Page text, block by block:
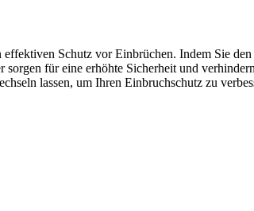
Schutz vor Einbrüchen.​ Indem Sie
für eine erhöhte Sicherheit und
lassen, um Ihren Einbruchschutz zu